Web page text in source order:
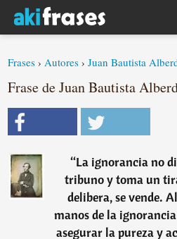
Frases ›Autores ›Juan Bautista
Frase de Juan Bautista
“La ignorancia no
tribuno y toma un
delibera, se vende.
manos de la
asegurar la pureza y